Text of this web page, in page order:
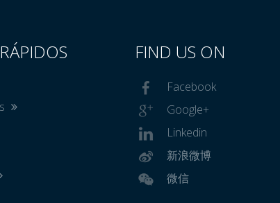
FIND US ON
Facebook
Google+
Linkedin
新浪微博
微信